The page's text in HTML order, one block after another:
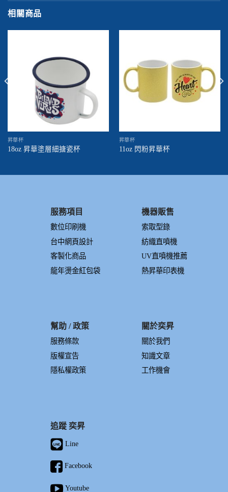
相關商品
昇華杯
18oz 昇華塗層細搪瓷杯
昇華杯
11oz 閃粉昇華杯
服務項目
數位印刷機
台中網頁設計
客製化商品
龍年燙金紅包袋
機器販售
索取型錄
紡織直噴機
UV直噴機推薦
熱昇華印表機
幫助 / 政策
服務條款
版權宣告
隱私權政策
關於奕昇
關於我們
知識文章
工作機會
追蹤 奕昇
Line
Facebook
Youtube